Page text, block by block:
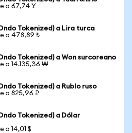
a 67,74 ¥
Tokenized) a Lira turca
a 478,89 ₺
Tokenized) a Won surcoreano
a 14.135,36 ₩
Tokenized) a Rublo ruso
a 825,96 ₽
Tokenized) a Dólar
a 14,01 $